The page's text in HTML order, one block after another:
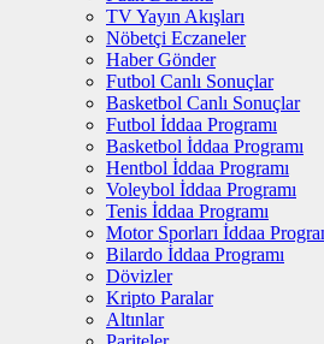
TV Yayın Akışları
Nöbetçi Eczaneler
Haber Gönder
Futbol Canlı Sonuçlar
Basketbol Canlı Sonuçlar
Futbol İddaa Programı
Basketbol İddaa Programı
Hentbol İddaa Programı
Voleybol İddaa Programı
Tenis İddaa Programı
Motor Sporları İddaa
Bilardo İddaa Programı
Dövizler
Kripto Paralar
Altınlar